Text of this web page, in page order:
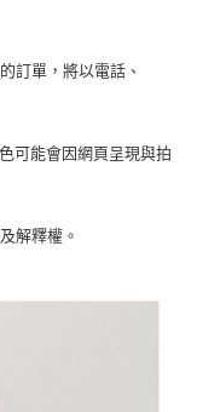
並採取法律行動。
訂單，將以電話、
可能會因網頁呈現與拍
解釋權。